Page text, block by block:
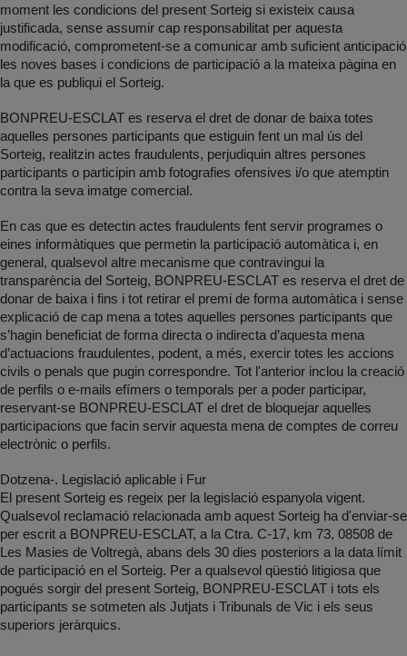
moment les condicions del present Sorteig si existeix causa
justificada, sense assumir cap responsabilitat per aquesta
modificació, comprometent-se a comunicar amb suficient anticipació
les noves bases i condicions de participació a la mateixa pàgina en
la que es publiqui el Sorteig.
BONPREU-ESCLAT es reserva el dret de donar de baixa totes
aquelles persones participants que estiguin fent un mal ús del
Sorteig, realitzin actes fraudulents, perjudiquin altres persones
participants o participin amb fotografies ofensives i/o que atemptin
contra la seva imatge comercial.
En cas que es detectin actes fraudulents fent servir programes o
eines informàtiques que permetin la participació automàtica i, en
general, qualsevol altre mecanisme que contravingui la
transparència del Sorteig, BONPREU-ESCLAT es reserva el dret de
donar de baixa i fins i tot retirar el premi de forma automàtica i sense
explicació de cap mena a totes aquelles persones participants que
s’hagin beneficiat de forma directa o indirecta d’aquesta mena
d’actuacions fraudulentes, podent, a més, exercir totes les accions
civils o penals que pugin correspondre. Tot l'anterior inclou la creació
de perfils o e-mails efímers o temporals per a poder participar,
reservant-se BONPREU-ESCLAT el dret de bloquejar aquelles
participacions que facin servir aquesta mena de comptes de correu
electrònic o perfils.
Dotzena-. Legislació aplicable i Fur
El present Sorteig es regeix per la legislació espanyola vigent.
Qualsevol reclamació relacionada amb aquest Sorteig ha d'enviar-se
per escrit a BONPREU-ESCLAT, a la Ctra. C-17, km 73, 08508 de
Les Masies de Voltregà, abans dels 30 dies posteriors a la data límit
de participació en el Sorteig. Per a qualsevol qüestió litigiosa que
pogués sorgir del present Sorteig, BONPREU-ESCLAT i tots els
participants se sotmeten als Jutjats i Tribunals de Vic i els seus
superiors jeràrquics.